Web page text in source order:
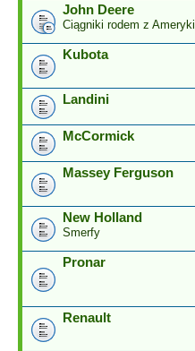
John Deere
Ciągniki rodem z Ameryki
Kubota
Landini
McCormick
Massey Ferguson
New Holland
Smerfy
Pronar
Renault